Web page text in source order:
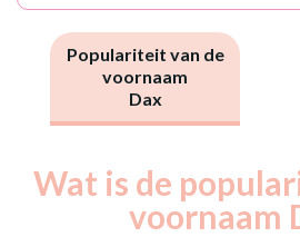
Populariteit van de
voornaam
Dax
Wat is de
voornaam
Année
Nouveaux-
nés